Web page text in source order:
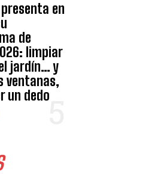
presenta en
de
limpiar
jardín… y
ventanas,
un dedo